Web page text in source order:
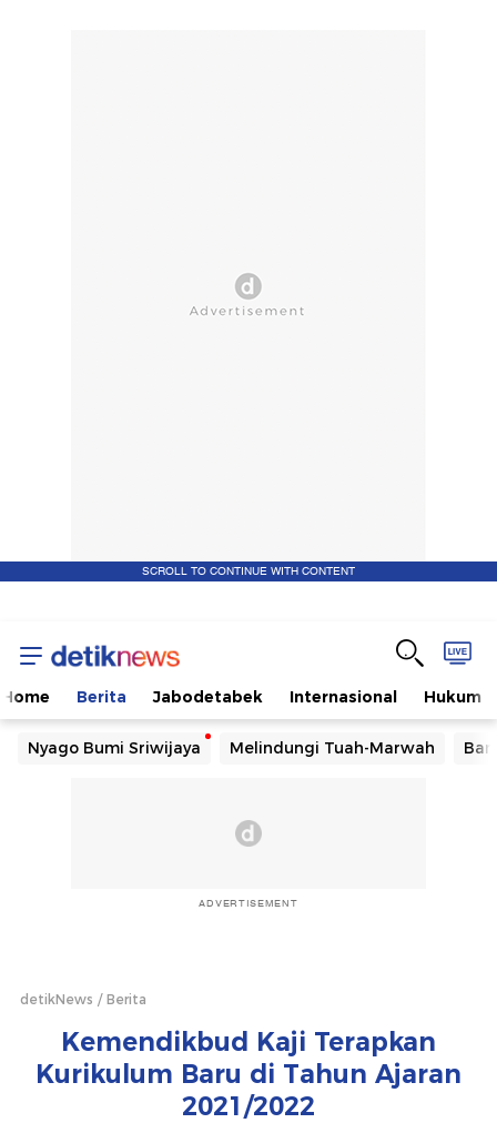
SCROLL TO CONTINUE WITH CONTENT
Home Berita Jabodetabek Internasional Hukum
Nyago Bumi Sriwijaya Melindungi Tuah-Marwah
ADVERTISEMENT
detikNews Berita
Kemendikbud Kaji Terapkan
Kurikulum Baru di Tahun Ajaran
2021/2022